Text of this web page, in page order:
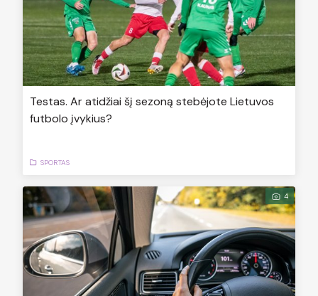
Testas. Ar atidžiai šį sezoną stebėjote Lietuvos
futbolo įvykius?
SPORTAS
4